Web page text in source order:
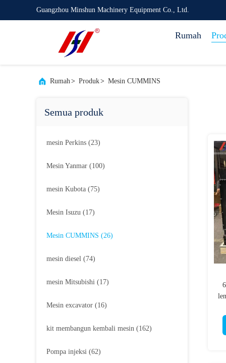
Guangzhou Minshun Machinery Equipment Co., Ltd.
Rumah
Rumah> Produk> Mesin CUMMINS
Semua produk
mesin Perkins (23)
Mesin Yanmar (100)
mesin Kubota (75)
Mesin Isuzu (17)
Mesin CUMMINS (26)
mesin diesel (74)
mesin Mitsubishi (17)
Mesin excavator (16)
kit membangun kembali mesin (162)
Pompa injeksi (62)